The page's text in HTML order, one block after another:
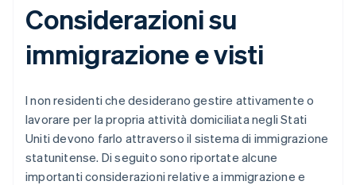
Considerazioni su
immigrazione e visti
I non residenti che desiderano gestire attivamente o
lavorare per la propria attività domiciliata negli Stati
Uniti devono farlo attraverso il sistema di immigrazione
statunitense. Di seguito sono riportate alcune
importanti considerazioni relative a immigrazione e